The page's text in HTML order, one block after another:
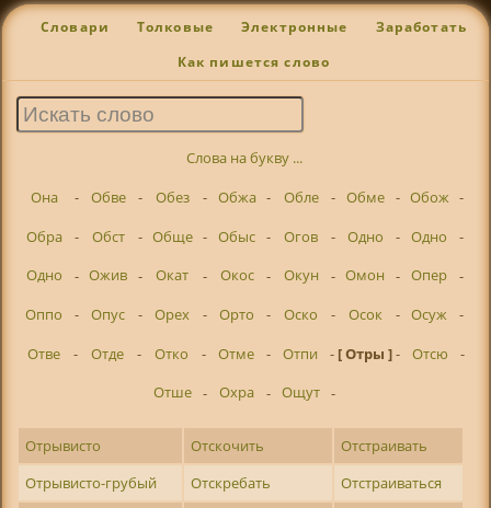
Словари Толковые Электронные Заработать
Как пишется слово
Слова на букву ...
Она
- Обве - Обез - Обжа - Обле - Обме - Обож -
Обра
- Обст - Обще - Обыс - Огов - Одно - Одно
-
Одно
- Ожив - Окат - Окос - Окун - Омон - Опер
-
Оппо
- Опус - Орех - Орто - Оско - Осок - Осуж
-
Отве
- Отде - Отко - Отме - Отпи - [ Отры ]- Отсю
-
Отше - Охра - Ощут -
Отрывисто Отскочить
Отстраивать
Отрывисто-грубый
Отскребать
Отстраиваться